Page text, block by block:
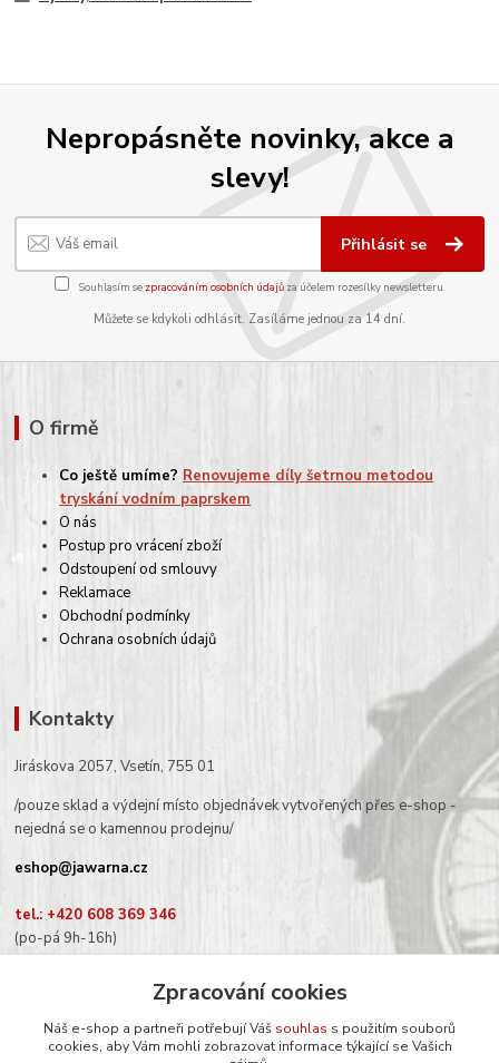
Nepropásněte novinky, akce a
slevy!
Přihlásit se
Souhlasím se zpracováním osobních údajůza účelem rozesílky newsletteru.
Můžete se kdykoli odhlásit. Zasíláme jednou za 14 dní.
O firmě
Co ještě umíme? Renovujeme díly šetrnou metodou
tryskání vodním paprskem
O nás
Postup pro vrácení zboží
Odstoupení od smlouvy
Reklamace
Obchodní podmínky
Ochrana osobních údajů
Kontakty
Jiráskova 2057, Vsetín, 755 01
/pouze sklad a výdejní místo objednávek vytvořených přes e-shop -
nejedná se o kamennou prodejnu/
eshop@jawarna.cz
tel.: +420 608 369 346
(po-pá 9h-16h)
Sledujte nás na Facebooku
Zpracování cookies
Náš e-shop a partneři potřebují Váš souhlas s použitím souborů
cookies, aby Vám mohli zobrazovat informace týkající se Vašich